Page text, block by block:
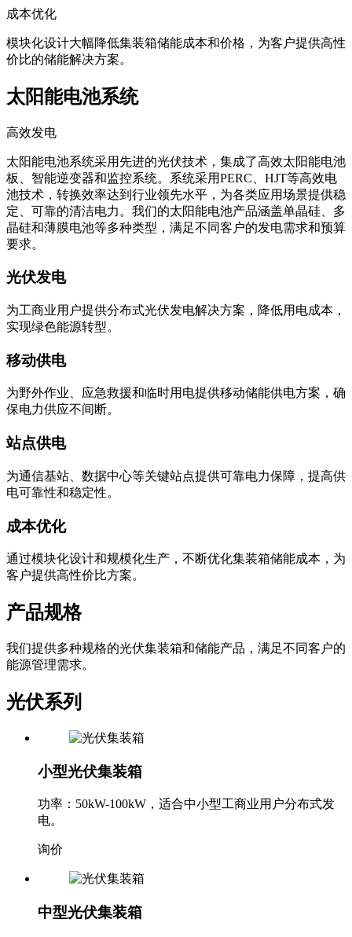
成本优化
模块化设计大幅降低集装箱储能成本和价格，为客户提供高性
价比的储能解决方案。
太阳能电池系统
高效发电
太阳能电池系统采用先进的光伏技术，集成了高效太阳能电池
板、智能逆变器和监控系统。系统采用PERC、HJT等高效电
池技术，转换效率达到行业领先水平，为各类应用场景提供稳
定、可靠的清洁电力。我们的太阳能电池产品涵盖单晶硅、多
晶硅和薄膜电池等多种类型，满足不同客户的发电需求和预算
要求。
光伏发电
为工商业用户提供分布式光伏发电解决方案，降低用电成本，
实现绿色能源转型。
移动供电
为野外作业、应急救援和临时用电提供移动储能供电方案，确
保电力供应不间断。
站点供电
为通信基站、数据中心等关键站点提供可靠电力保障，提高供
电可靠性和稳定性。
成本优化
通过模块化设计和规模化生产，不断优化集装箱储能成本，为
客户提供高性价比方案。
产品规格
我们提供多种规格的光伏集装箱和储能产品，满足不同客户的
能源管理需求。
光伏系列
小型光伏集装箱
功率：50kW-100kW，适合中小型工商业用户分布式发
电。
询价
中型光伏集装箱